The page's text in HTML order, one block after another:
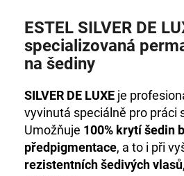
ESTEL SILVER DE
specializovaná
na šediny
SILVER DE LUXE je
vyvinutá speciálně pro práci
Umožňuje 100% krytí šedin
předpigmentace, a to i při
rezistentních šedivých vlasů
m